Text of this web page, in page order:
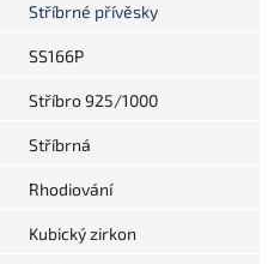
Stříbrné přívěsky
SS166P
Stříbro 925/1000
Stříbrná
Rhodiování
Kubický zirkon